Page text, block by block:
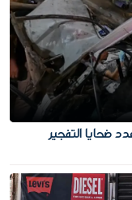
ضحايا التفجير